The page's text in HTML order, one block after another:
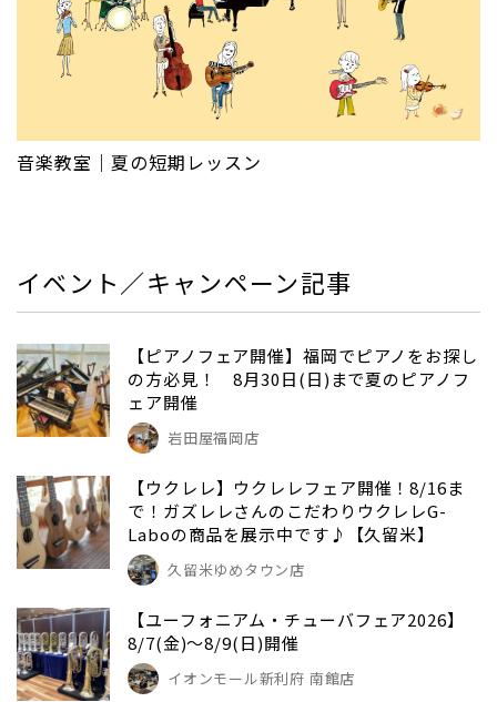
音楽教室｜夏の短期レッスン
イベント／キャンペーン記事
【ピアノフェア開催】福岡でピアノをお探し
の方必見！ 8月30日(日)まで夏のピアノフ
ェア開催
岩田屋福岡店
【ウクレレ】ウクレレフェア開催！8/16ま
で！ガズレレさんのこだわりウクレレG-
Laboの商品を展示中です♪【久留米】
久留米ゆめタウン店
【ユーフォニアム・チューバフェア2026】
8/7(金)～8/9(日)開催
イオンモール新利府 南館店